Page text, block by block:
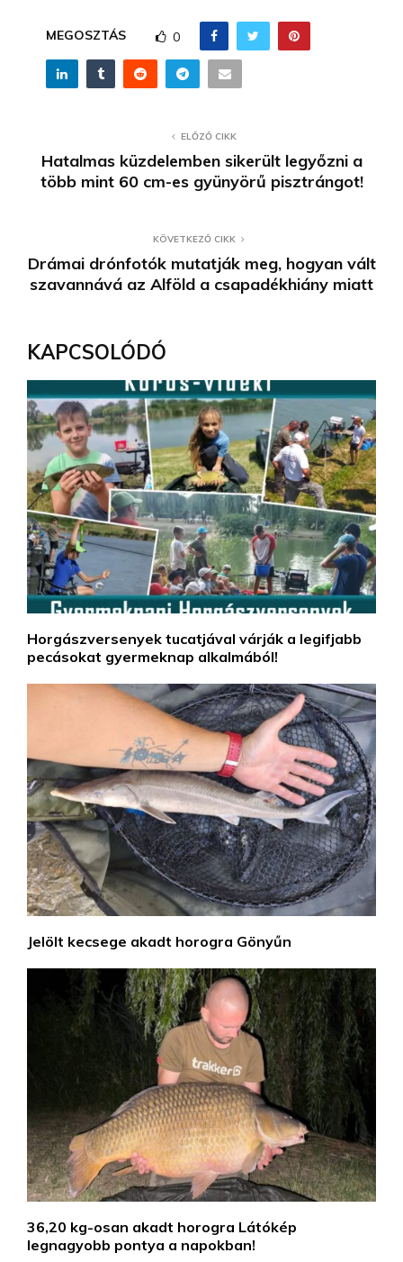
MEGOSZTÁS 0
ELŐZŐ CIKK
Hatalmas küzdelemben sikerült legyőzni a
több mint 60 cm-es gyünyörű pisztrángot!
KÖVETKEZŐ CIKK
Drámai drónfotók mutatják meg, hogyan vált
szavannává az Alföld a csapadékhiány miatt
KAPCSOLÓDÓ
Horgászversenyek tucatjával várják a legifjabb
pecásokat gyermeknap alkalmából!
Jelölt kecsege akadt horogra Gönyűn
36,20 kg-osan akadt horogra Látókép
legnagyobb pontya a napokban!